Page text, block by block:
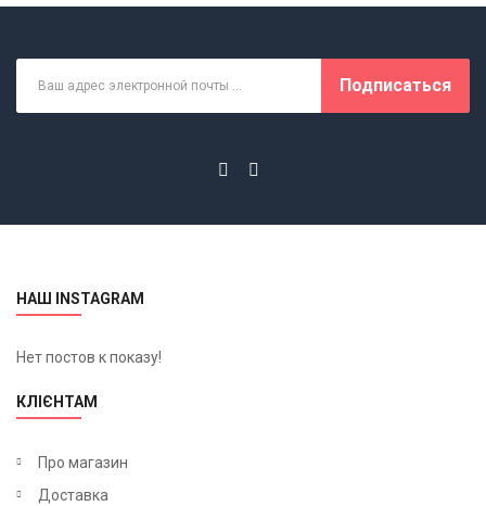
Подписаться
НАШ INSTAGRAM
Нет постов к показу!
КЛІЄНТАМ
Про магазин
Доставка